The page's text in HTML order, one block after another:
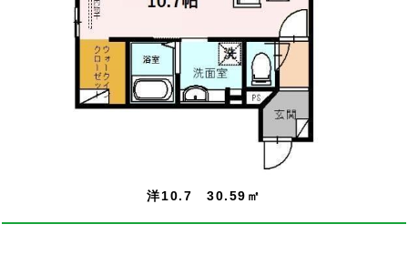
洋10.7 30.59㎡